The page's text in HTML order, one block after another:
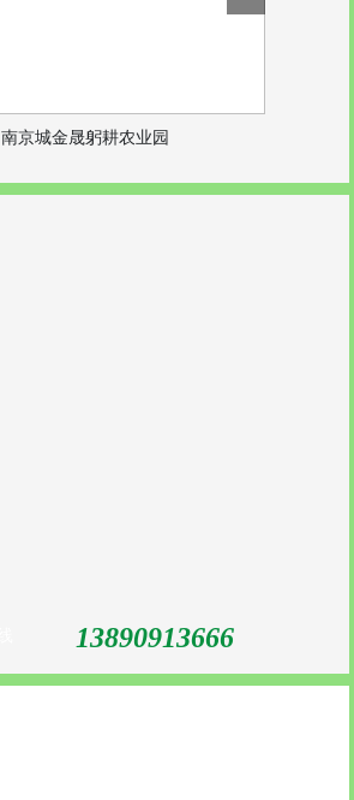
南京城金晟躬耕农业园
13890913666